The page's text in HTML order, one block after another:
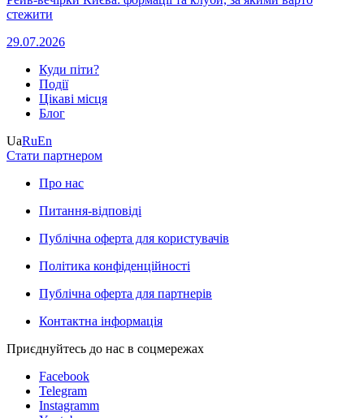
стежити
29.07.2026
Куди піти?
Події
Цікаві місця
Блог
UaRuEn
Стати партнером
Про нас
Питання-відповіді
Публічна оферта для користувачів
Політика конфіденційності
Публічна оферта для партнерів
Контактна інформація
Приєднуйтесь до нас в соцмережах
Facebook
Telegram
Instagramm